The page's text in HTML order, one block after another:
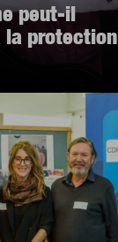
peut-il
la protection